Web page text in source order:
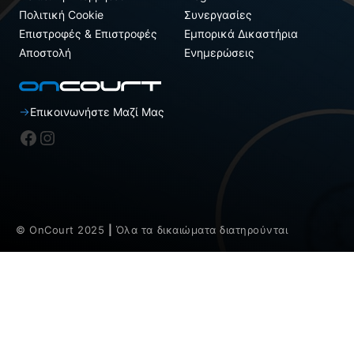
Πολιτική Cookie
Επιστροφές & Επιστροφές
Αποστολή
Συνεργασίες
Εμπορικά Δικαστήρια
Ενημερώσεις
Επικοινωνήστε Μαζί Μας
Facebook
Instagram
© OnCourt 2025 Όλα τα δικαιώματα διατηρούνται